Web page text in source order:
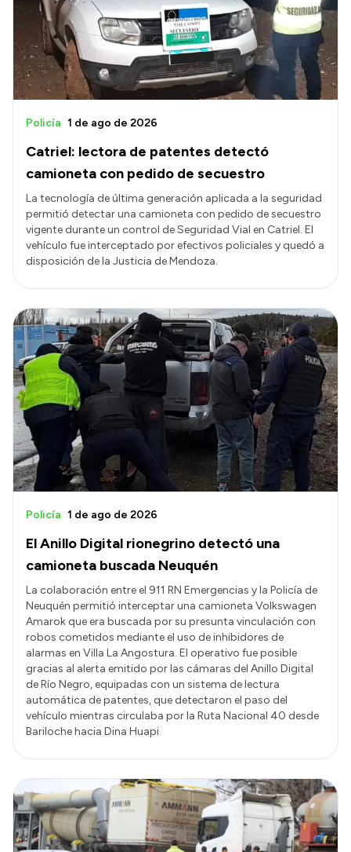
Catriel: lectora de patentes detectó
camioneta con pedido de secuestro
Policía 1 de ago de 2026
La tecnología de última generación aplicada a la seguridad
permitió detectar una camioneta con pedido de secuestro
vigente durante un control de Seguridad Vial en Catriel. El
vehículo fue interceptado por efectivos policiales y quedó a
disposición de la Justicia de Mendoza.
El Anillo Digital rionegrino detectó una
camioneta buscada Neuquén
Policía 1 de ago de 2026
La colaboración entre el 911 RN Emergencias y la Policía de
Neuquén permitió interceptar una camioneta Volkswagen
Amarok que era buscada por su presunta vinculación con
robos cometidos mediante el uso de inhibidores de
alarmas en Villa La Angostura. El operativo fue posible
gracias al alerta emitido por las cámaras del Anillo Digital
de Río Negro, equipadas con un sistema de lectura
automática de patentes, que detectaron el paso del
vehículo mientras circulaba por la Ruta Nacional 40 desde
Bariloche hacia Dina Huapi.